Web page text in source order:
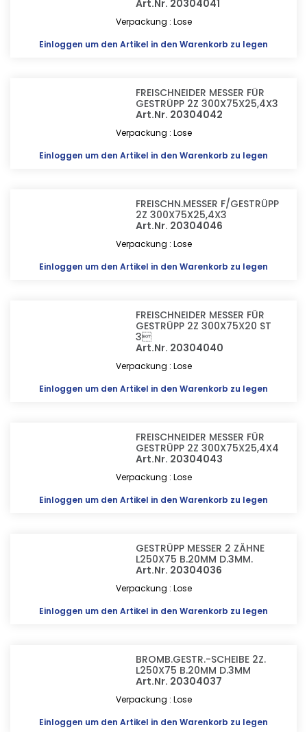
Art.Nr. 20304041
Verpackung : Lose
Einloggen um den Artikel in den Warenkorb zu legen
FREISCHNEIDER MESSER FÜR
GESTRÜPP 2Z 300X75X25,4X3
Art.Nr. 20304042
Verpackung : Lose
Einloggen um den Artikel in den Warenkorb zu legen
FREISCHN.MESSER F/GESTRÜPP
2Z 300X75X25,4X3
Art.Nr. 20304046
Verpackung : Lose
Einloggen um den Artikel in den Warenkorb zu legen
FREISCHNEIDER MESSER FÜR
GESTRÜPP 2Z 300X75X20 ST
3
Art.Nr. 20304040
Verpackung : Lose
Einloggen um den Artikel in den Warenkorb zu legen
FREISCHNEIDER MESSER FÜR
GESTRÜPP 2Z 300X75X25,4X4
Art.Nr. 20304043
Verpackung : Lose
Einloggen um den Artikel in den Warenkorb zu legen
GESTRÜPP MESSER 2 ZÄHNE
L250X75 B.20MM D.3MM.
Art.Nr. 20304036
Verpackung : Lose
Einloggen um den Artikel in den Warenkorb zu legen
BROMB.GESTR.-SCHEIBE 2Z.
L250X75 B.20MM D.3MM
Art.Nr. 20304037
Verpackung : Lose
Einloggen um den Artikel in den Warenkorb zu legen